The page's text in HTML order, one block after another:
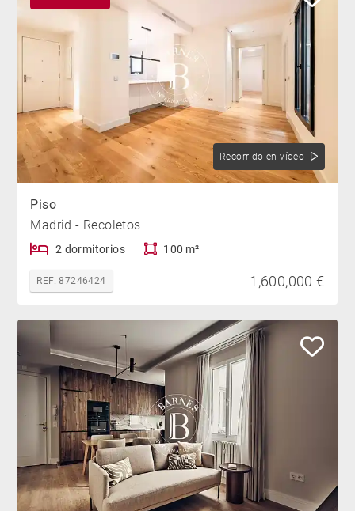
Recorrido en vídeo
Piso
Madrid - Recoletos
2 dormitorios 100 m²
REF. 87246424 1,600,000 €